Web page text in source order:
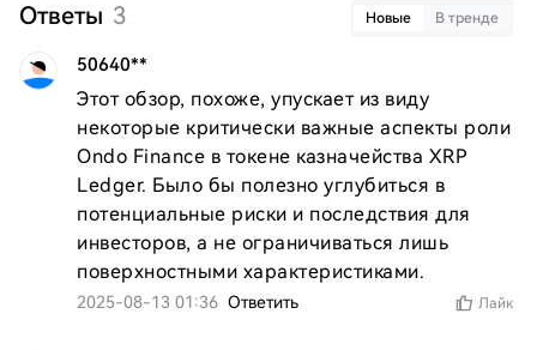
Ответы 3 Новые В тренде
50640**
Этот обзор, похоже, упускает из виду
некоторые критически важные аспекты роли
Ondo Finance в токене казначейства XRP
Ledger. Было бы полезно углубиться в
потенциальные риски и последствия для
инвесторов, а не ограничиваться лишь
поверхностными характеристиками.
2025-08-13 01:36 Ответить Лайк